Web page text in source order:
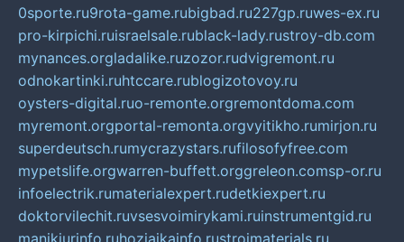
0sporte.ru9rota-game.rubigbad.ru227gp.ruwes-ex.ru
pro-kirpichi.ruisraelsale.rublack-lady.rustroy-db.com
mynances.orgladalike.ruzozor.rudvigremont.ru
odnokartinki.ruhtccare.rublogizotovoy.ru
oysters-digital.ruo-remonte.orgremontdoma.com
myremont.orgportal-remonta.orgvyitikho.rumirjon.ru
superdeutsch.rumycrazystars.rufilosofyfree.com
mypetslife.orgwarren-buffett.orggreleon.comsp-or.ru
infoelectrik.rumaterialexpert.rudetkiexpert.ru
doktorvilechit.ruvsesvoimirykami.ruinstrumentgid.ru
manikjurinfo.ruhozjajkainfo.rustroimaterials.ru